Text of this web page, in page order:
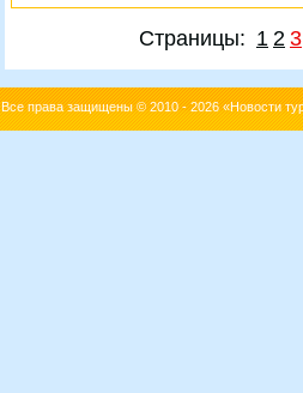
Страницы: 1 2 3
Все права защищены © 2010 - 2026 «Новости